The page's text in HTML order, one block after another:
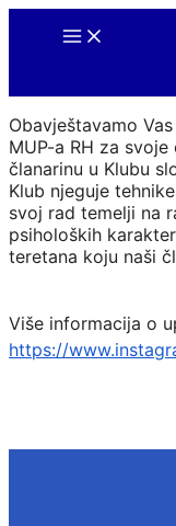
Main
Obavještavamo
MUP-a RH za
članarinu u Klubu
Klub njeguje
svoj rad temelji na
psiholoških
teretana koju naši
Više informacija o
https://